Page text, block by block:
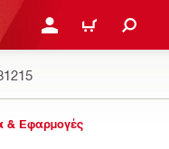
ΚΆΝΕ ΣΎΝΔΕΣΗ Ή
ΚΑΛΆΘΙ
& Εφαρμογές